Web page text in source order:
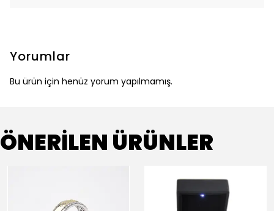
Yorumlar
Bu ürün için henüz yorum yapılmamış.
ÖNERİLEN ÜRÜNLER